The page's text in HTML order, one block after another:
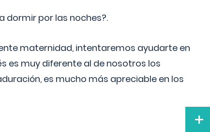
dormir por las noches?.
maternidad, intentaremos ayudarte en
es muy diferente al de nosotros los
es mucho más apreciable en los
+